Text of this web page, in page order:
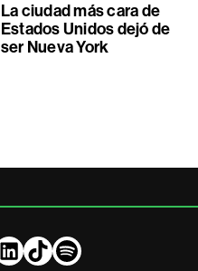
La ciudad más cara de
Estados Unidos dejó de
ser Nueva York